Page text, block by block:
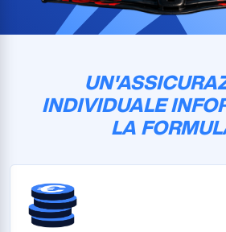
INDIVIDUALE
LA